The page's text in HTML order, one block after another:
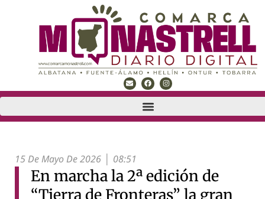
15 De Mayo De 2026 08:51
En marcha la 2ª edición de
“Tierra de Fronteras” la gran